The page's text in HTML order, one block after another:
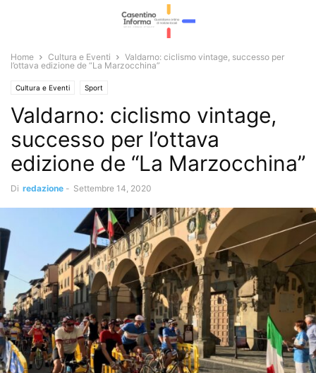
Home Cultura e Eventi
Valdarno: ciclismo vintage, successo per
l’ottava edizione de “La Marzocchina”
Cultura e Eventi Sport
Valdarno: ciclismo vintage,
successo per l’ottava
edizione de “La Marzocchina”
Di redazione - Settembre 14, 2020